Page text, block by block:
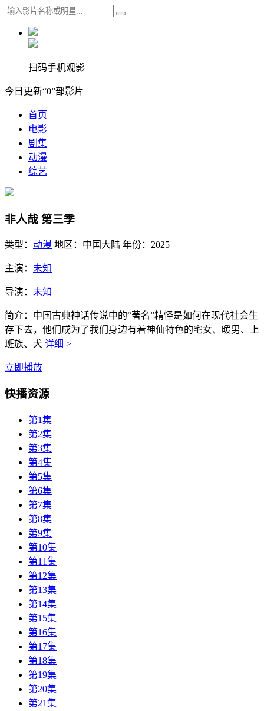
扫码手机观影
今日更新“0”部影片
首页
电影
剧集
动漫
综艺
非人哉 第三季
类型： 动漫 地区： 中国大陆 年份： 2025
主演： 未知
导演： 未知
简介： 中国古典神话传说中的“著名”精怪是如何在现代社会生
存下去，他们成为了我们身边有着神仙特色的宅女、暖男、上
班族、犬 详细 >
立即播放
快播资源
第1集
第2集
第3集
第4集
第5集
第6集
第7集
第8集
第9集
第10集
第11集
第12集
第13集
第14集
第15集
第16集
第17集
第18集
第19集
第20集
第21集